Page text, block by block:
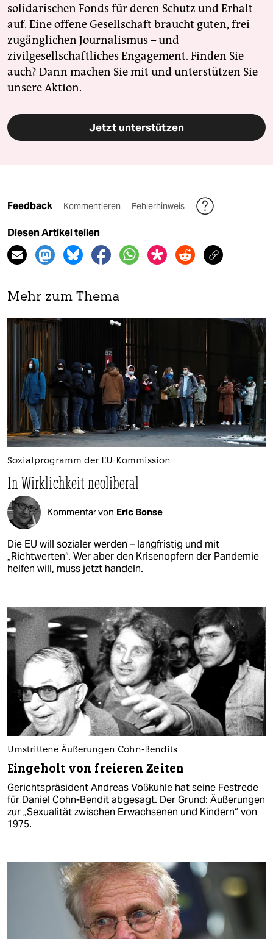
solidarischen Fonds für deren Schutz und Erhalt
auf. Eine offene Gesellschaft braucht guten, frei
zugänglichen Journalismus – und
zivilgesellschaftliches Engagement. Finden Sie
auch? Dann machen Sie mit und unterstützen Sie
unsere Aktion.
Jetzt unterstützen
Feedback Kommentieren Fehlerhinweis
Diesen Artikel teilen
Mehr zum Thema
Sozialprogramm der EU-Kommission
In Wirklichkeit neoliberal
Kommentar von Eric Bonse
Die EU will sozialer werden – langfristig und mit
„Richtwerten“. Wer aber den Krisenopfern der Pandemie
helfen will, muss jetzt handeln.
Umstrittene Äußerungen Cohn-Bendits
Eingeholt von freieren Zeiten
Gerichtspräsident Andreas Voßkuhle hat seine Festrede
für Daniel Cohn-Bendit abgesagt. Der Grund: Äußerungen
zur „Sexualität zwischen Erwachsenen und Kindern“ von
1975.